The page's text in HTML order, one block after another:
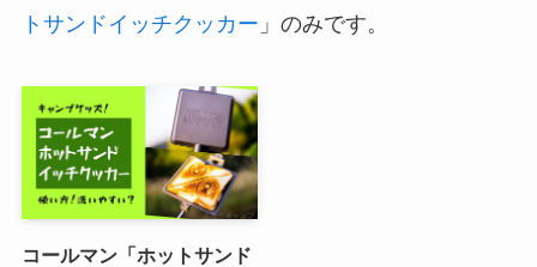
トサンドイッチクッカー 」のみです。
コールマン「ホットサンド